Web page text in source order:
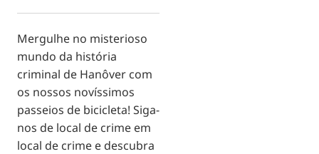
Mergulhe no misterioso
mundo da história
criminal de Hanôver com
os nossos novíssimos
passeios de bicicleta! Siga-
nos de local de crime em
local de crime e descubra